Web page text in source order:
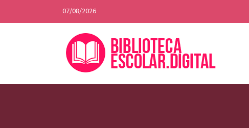
07/08/2026